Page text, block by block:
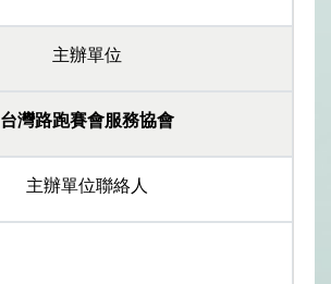
主辦單位
台灣路跑賽會服務協會
主辦單位聯絡人